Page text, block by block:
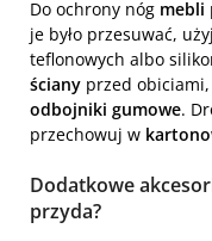
Do ochrony nóg mebli
je było przesuwać, użyj
teflonowych albo
ściany przed
odbojniki gumowe.
przechowuj w
Dodatkowe
przyda?